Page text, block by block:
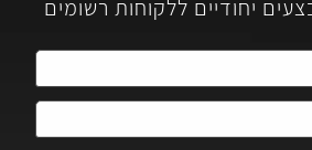
יחודיים ללקוחות רשומים